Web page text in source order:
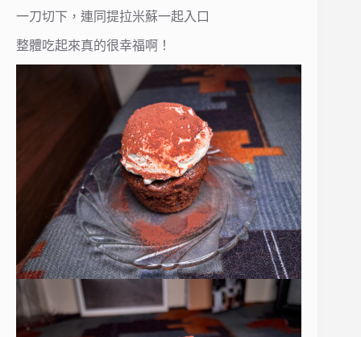
一刀切下，連同提拉米蘇一起入口
整體吃起來真的很幸福啊！